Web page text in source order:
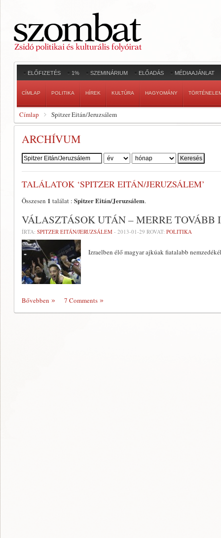
ELŐFIZETÉS 1% SZEMINÁRIUM ELŐADÁS MÉDIAAJÁNLAT
CÍMLAP POLITIKA HÍREK KULTÚRA HAGYOMÁNY
Címlap Spitzer Eitán/Jeruzsálem
ARCHÍVUM
Szerző:
TALÁLATOK ‘SPITZER EITÁN/JERUZSÁLEM’
Összesen 1 találat : Spitzer Eitán/Jeruzsálem.
VÁLASZTÁSOK UTÁN – MERRE TOVÁBB
ÍRTA: SPITZER EITÁN/JERUZSÁLEM - 2013-01-29 ROVAT: POLITIKA
Izraelben élő magyar ajkúak fiatalabb
Bővebben 7 Comments